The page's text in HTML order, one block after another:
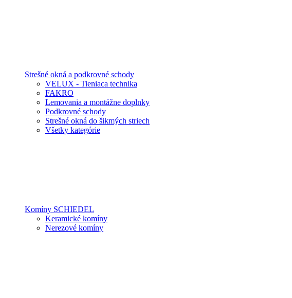
Strešné okná a podkrovné schody
VELUX - Tieniaca technika
FAKRO
Lemovania a montážne doplnky
Podkrovné schody
Strešné okná do šikmých striech
Všetky kategórie
Komíny SCHIEDEL
Keramické komíny
Nerezové komíny